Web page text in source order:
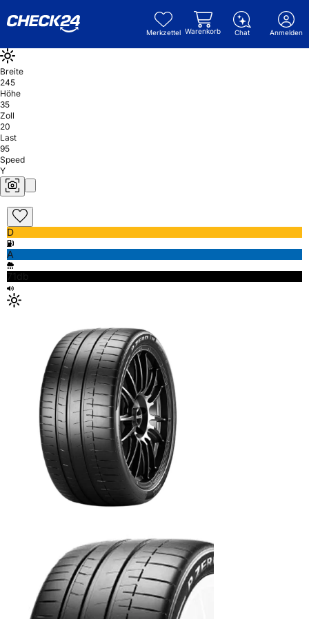
Merkzettel Warenkorb Chat Anmelden
Breite
245
Höhe
35
Zoll
20
Last
95
Speed
Y
D
A
71db